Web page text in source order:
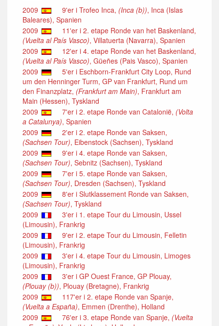
2009 9'er i Trofeo Inca, (Inca (b)), Inca (Islas
Baleares), Spanien
2009
11'er i 2. etape Ronde van het Baskenland,
(Vuelta al País Vasco), Villatuerta (Navarra), Spanien
2009
12'er i 4. etape Ronde van het Baskenland,
(Vuelta al País Vasco), Güeñes (Pais Vasco), Spanien
2009
5'er i Eschborn-Frankfurt City Loop, Rund
um den Henninger Turm, GP van Frankfurt, Rund um
den Finanzplatz, (Frankfurt am Main), Frankfurt am
Main (Hessen), Tyskland
2009
7'er i 2. etape Ronde van Catalonië, (Volta
a Catalunya), Spanien
2009
2'er i 2. etape Ronde van Saksen,
(Sachsen Tour), Eibenstock (Sachsen), Tyskland
2009
9'er i 4. etape Ronde van Saksen,
(Sachsen Tour), Sebnitz (Sachsen), Tyskland
2009
7'er i 5. etape Ronde van Saksen,
(Sachsen Tour), Dresden (Sachsen), Tyskland
2009
8'er i Slutklassement Ronde van Saksen,
(Sachsen Tour), Tyskland
2009
3'er i 1. etape Tour du Limousin, Ussel
(Limousin), Frankrig
2009
9'er i 2. etape Tour du Limousin, Felletin
(Limousin), Frankrig
2009
3'er i 4. etape Tour du Limousin, Limoges
(Limousin), Frankrig
2009
3'er i GP Ouest France, GP Plouay,
(Plouay (b)), Plouay (Bretagne), Frankrig
2009
117'er i 2. etape Ronde van Spanje,
(Vuelta a España), Emmen (Drenthe), Holland
2009
76'er i 3. etape Ronde van Spanje, (Vuelta